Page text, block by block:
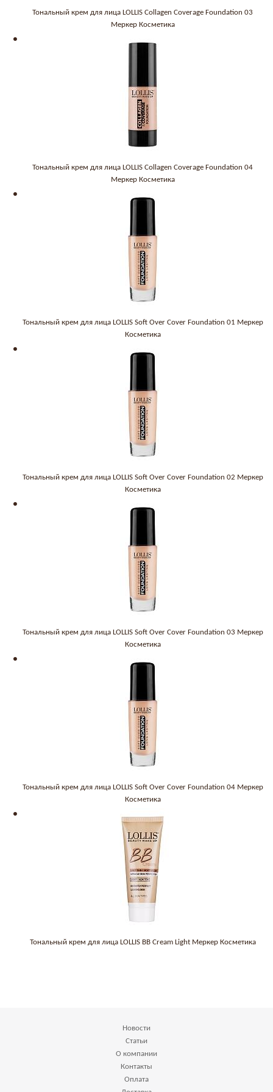
Тональный крем для лица LOLLIS Collagen Coverage Foundation 03
Меркер Косметика
Тональный крем для лица LOLLIS Collagen Coverage Foundation 04
Меркер Косметика
Тональный крем для лица LOLLIS Soft Over Cover Foundation 01 Меркер
Косметика
Тональный крем для лица LOLLIS Soft Over Cover Foundation 02 Меркер
Косметика
Тональный крем для лица LOLLIS Soft Over Cover Foundation 03 Меркер
Косметика
Тональный крем для лица LOLLIS Soft Over Cover Foundation 04 Меркер
Косметика
Тональный крем для лица LOLLIS BB Cream Light Меркер Косметика
Новости
Статьи
О компании
Контакты
Оплата